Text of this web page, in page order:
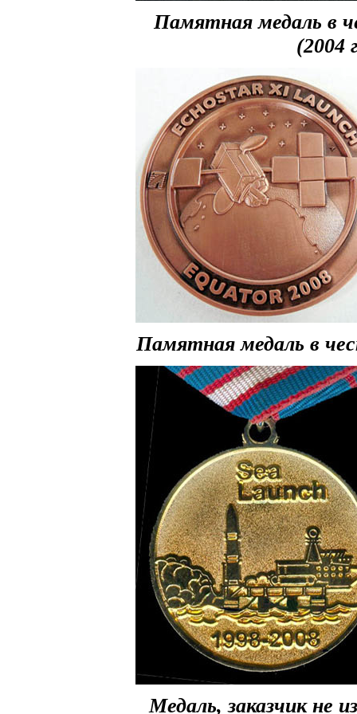
Памятная медаль в
(2004
Памятная медаль в
Медаль, заказчик не